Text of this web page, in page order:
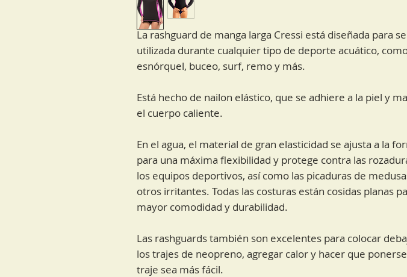
La rashguard de manga larga Cressi está diseñada para
utilizada durante cualquier tipo de deporte acuático,
esnórquel, buceo, surf, remo y más.
Está hecho de nailon elástico, que se adhiere a la piel y
el cuerpo caliente.
En el agua, el material de gran elasticidad se ajusta a la
para una máxima flexibilidad y protege contra las
los equipos deportivos, así como las picaduras de
otros irritantes. Todas las costuras están cosidas planas
mayor comodidad y durabilidad.
Las rashguards también son excelentes para colocar
los trajes de neopreno, agregar calor y hacer que
traje sea más fácil.